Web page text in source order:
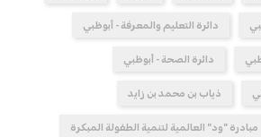
دائرة التعليم والمعرفة - أبوظبي
دائرة الصحة - أبوظبي
ذياب بن محمد بن زايد
مبادرة "ود" العالمية لتنمية الطفولة المبكرة